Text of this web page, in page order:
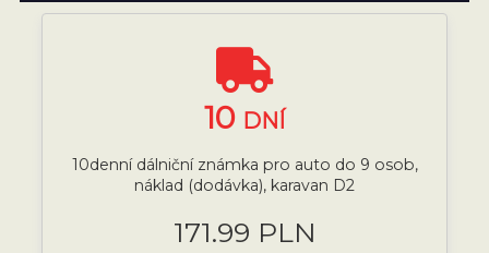
10 DNÍ
10denní dálniční známka pro auto do 9 osob,
náklad (dodávka), karavan D2
171.99 PLN